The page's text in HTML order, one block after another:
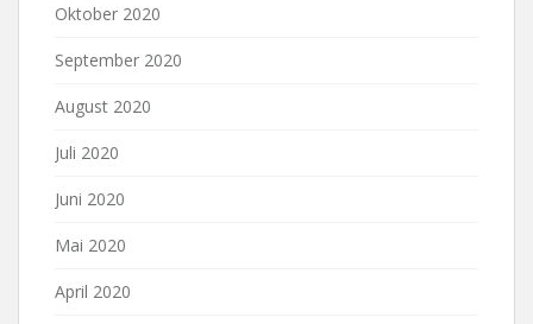
Oktober 2020
September 2020
August 2020
Juli 2020
Juni 2020
Mai 2020
April 2020